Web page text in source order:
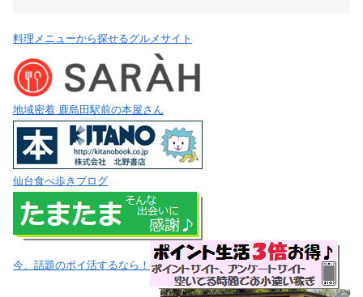
料理メニューから探せるグルメサイト
地域密着 鹿島田駅前の本屋さん
仙台食べ歩きブログ
今、話題のポイ活するなら！